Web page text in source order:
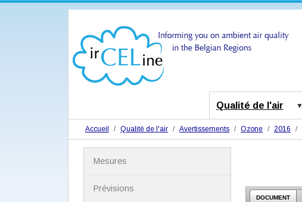
Qualité de l'air
Accueil Qualité de l'air Avertissements Ozone 2016
DOCUMENT
Mesures
Prévisions